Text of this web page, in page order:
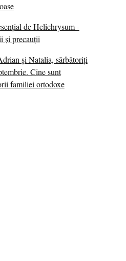
de Helichrysum -
și precauții
și Natalia, sărbătoriți
Cine sunt
familiei ortodoxe